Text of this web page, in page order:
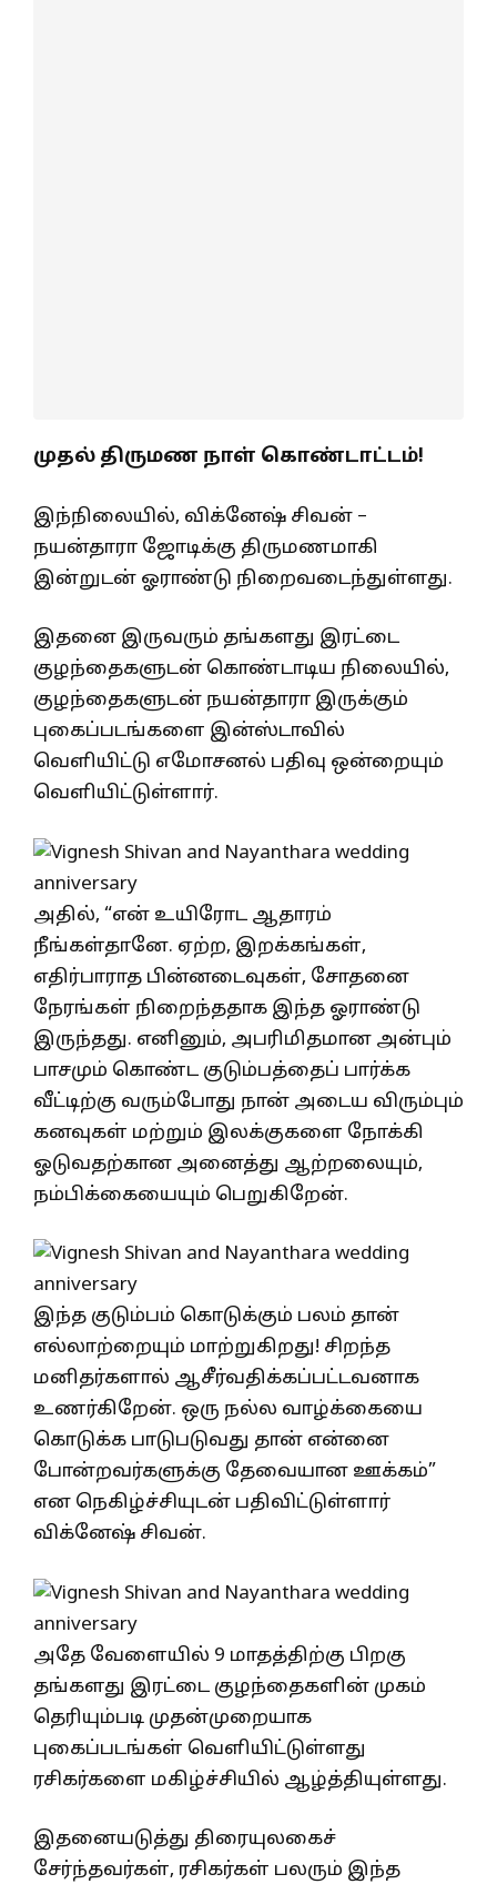
முதல் திருமண நாள் கொண்டாட்டம்!
இந்நிலையில், விக்னேஷ் சிவன் –
நயன்தாரா ஜோடிக்கு திருமணமாகி
இன்றுடன் ஓராண்டு நிறைவடைந்துள்ளது.
இதனை இருவரும் தங்களது இரட்டை
குழந்தைகளுடன் கொண்டாடிய நிலையில்,
குழந்தைகளுடன் நயன்தாரா இருக்கும்
புகைப்படங்களை இன்ஸ்டாவில்
வெளியிட்டு எமோசனல் பதிவு ஒன்றையும்
வெளியிட்டுள்ளார்.
அதில், “என் உயிரோட ஆதாரம்
நீங்கள்தானே. ஏற்ற, இறக்கங்கள்,
எதிர்பாராத பின்னடைவுகள், சோதனை
நேரங்கள் நிறைந்ததாக இந்த ஓராண்டு
இருந்தது. எனினும், அபரிமிதமான அன்பும்
பாசமும் கொண்ட குடும்பத்தைப் பார்க்க
வீட்டிற்கு வரும்போது நான் அடைய விரும்பும்
கனவுகள் மற்றும் இலக்குகளை நோக்கி
ஓடுவதற்கான அனைத்து ஆற்றலையும்,
நம்பிக்கையையும் பெறுகிறேன்.
இந்த குடும்பம் கொடுக்கும் பலம் தான்
எல்லாற்றையும் மாற்றுகிறது! சிறந்த
மனிதர்களால் ஆசீர்வதிக்கப்பட்டவனாக
உணர்கிறேன். ஒரு நல்ல வாழ்க்கையை
கொடுக்க பாடுபடுவது தான் என்னை
போன்றவர்களுக்கு தேவையான ஊக்கம்”
என நெகிழ்ச்சியுடன் பதிவிட்டுள்ளார்
விக்னேஷ் சிவன்.
அதே வேளையில் 9 மாதத்திற்கு பிறகு
தங்களது இரட்டை குழந்தைகளின் முகம்
தெரியும்படி முதன்முறையாக
புகைப்படங்கள் வெளியிட்டுள்ளது
ரசிகர்களை மகிழ்ச்சியில் ஆழ்த்தியுள்ளது.
இதனையடுத்து திரையுலகைச்
சேர்ந்தவர்கள், ரசிகர்கள் பலரும் இந்த